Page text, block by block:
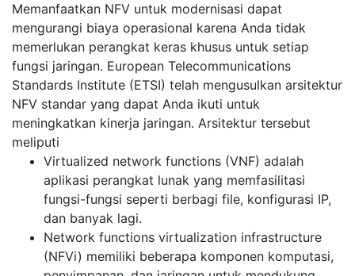
Memanfaatkan NFV untuk modernisasi dapat
mengurangi biaya operasional karena Anda tidak
memerlukan perangkat keras khusus untuk setiap
fungsi jaringan. European Telecommunications
Standards Institute (ETSI) telah mengusulkan arsitektur
NFV standar yang dapat Anda ikuti untuk
meningkatkan kinerja jaringan. Arsitektur tersebut
meliputi
Virtualized network functions (VNF) adalah
aplikasi perangkat lunak yang memfasilitasi
fungsi-fungsi seperti berbagi file, konfigurasi IP,
dan banyak lagi.
Network functions virtualization infrastructure
(NFVi) memiliki beberapa komponen komputasi,